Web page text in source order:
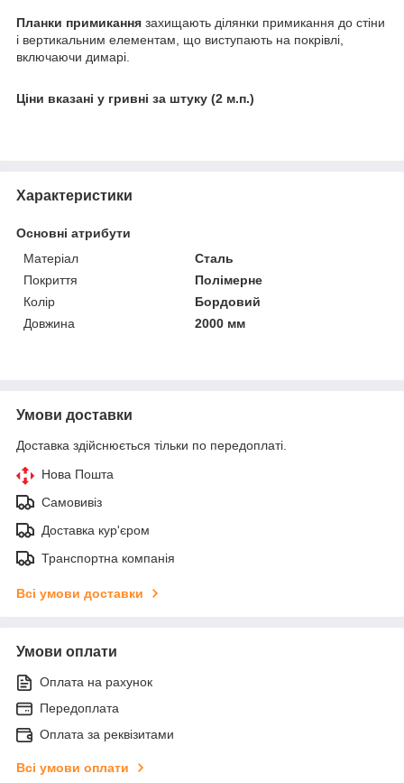
Планки примикання захищають ділянки примикання до стіни
і вертикальним елементам, що виступають на покрівлі,
включаючи димарі.
Ціни вказані у гривні за штуку (2 м.п.)
Характеристики
Основні атрибути
Матеріал
Сталь
Покриття
Полімерне
Колір
Бордовий
Довжина
2000 мм
Умови доставки
Доставка здійснюється тільки по передоплаті.
Нова Пошта
Самовивіз
Доставка кур'єром
Транспортна компанія
Всі умови доставки
Умови оплати
Оплата на рахунок
Передоплата
Оплата за реквізитами
Всі умови оплати